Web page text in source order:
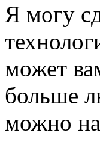
Я могу
может
больше
можно